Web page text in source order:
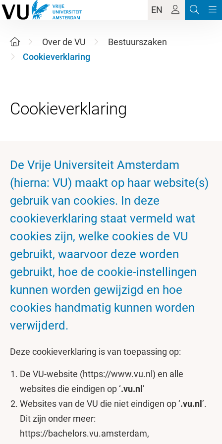
EN
Over de VU
Bestuurszaken
Cookieverklaring
De Vrije Universiteit Amsterdam
(hierna: VU) maakt op haar website(s)
gebruik van cookies. In deze
cookieverklaring staat vermeld wat
cookies zijn, welke cookies de VU
gebruikt, waarvoor deze worden
gebruikt, hoe de cookie-instellingen
kunnen worden gewijzigd en hoe
cookies handmatig kunnen worden
verwijderd.
Deze cookieverklaring is van toepassing op:
De VU-website (https://www.vu.nl) en alle
websites die eindigen op ‘.vu.nl ’
Websites van de VU die niet eindigen op ‘.vu.nl ’.
Dit zijn onder meer:
https://bachelors.vu.amsterdam,